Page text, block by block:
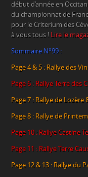
début d’année en
du championnat de
pour le Criterium des
à vous tous ! Lire le
Sommaire N°99 :
Page 4 & 5 : Rallye des
Page 6 : Rallye Terre des
Page 7 : Rallye de Lozère
Page 8 : Rallye de
Page 10 : Rallye Castine
Page 11 : Rallye Terre
Page 12 & 13 : Rallye du